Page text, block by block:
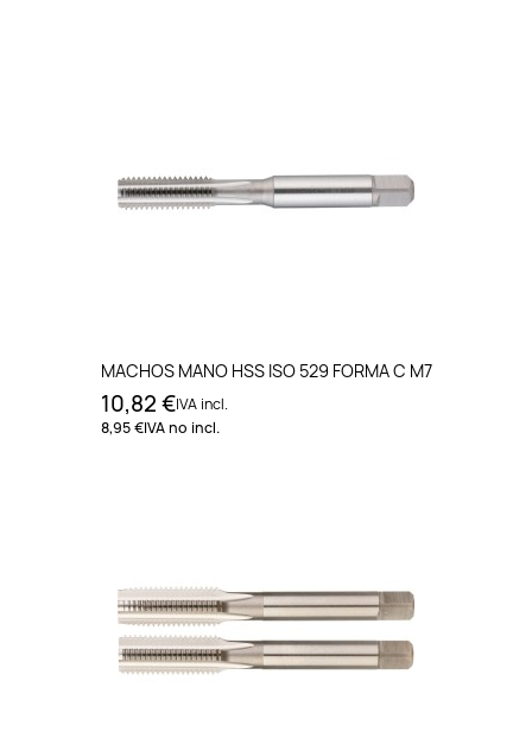
MACHOS MANO HSS ISO 529 FORMA C M7
10,82 €IVA incl.
8,95 €IVA no incl.